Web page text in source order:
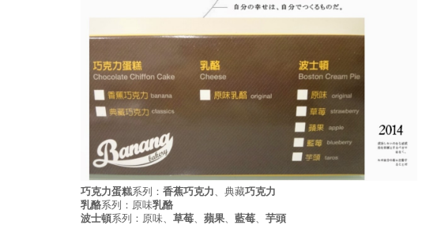
巧克力蛋糕系列： 香蕉巧克力 、典藏巧克力
乳酪系列：原味乳酪
波士頓系列：原味、 草莓 蘋果 藍莓 芋頭